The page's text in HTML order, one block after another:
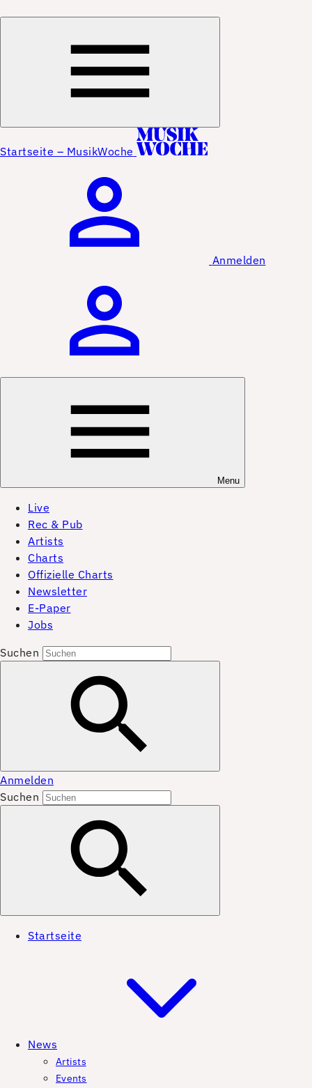
Startseite – MusikWoche
Anmelden
Menu
Live
Rec & Pub
Artists
Charts
Offizielle Charts
Newsletter
E-Paper
Jobs
Suchen
Anmelden
Suchen
Startseite
News
Artists
Events